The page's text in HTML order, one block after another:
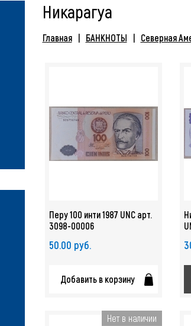
Никарагуа
Главная БАНКНОТЫ Северная
Перу 100 инти 1987 UNC арт.
3098-00006
50.00 руб.
Добавить в корзину
Нет в наличии